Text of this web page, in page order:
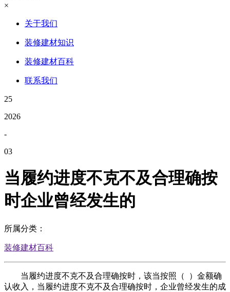
×
关于我们
装修建材知识
装修建材百科
联系我们
25
2026
-
03
当履约进度不克不及合理确按
时企业曾经发生的
所属分类：
装修建材百科
当履约进度不克不及合理确按时，该当按照（ ）金额确
认收入，当履约进度不克不及合理确按时，企业曾经发生的成